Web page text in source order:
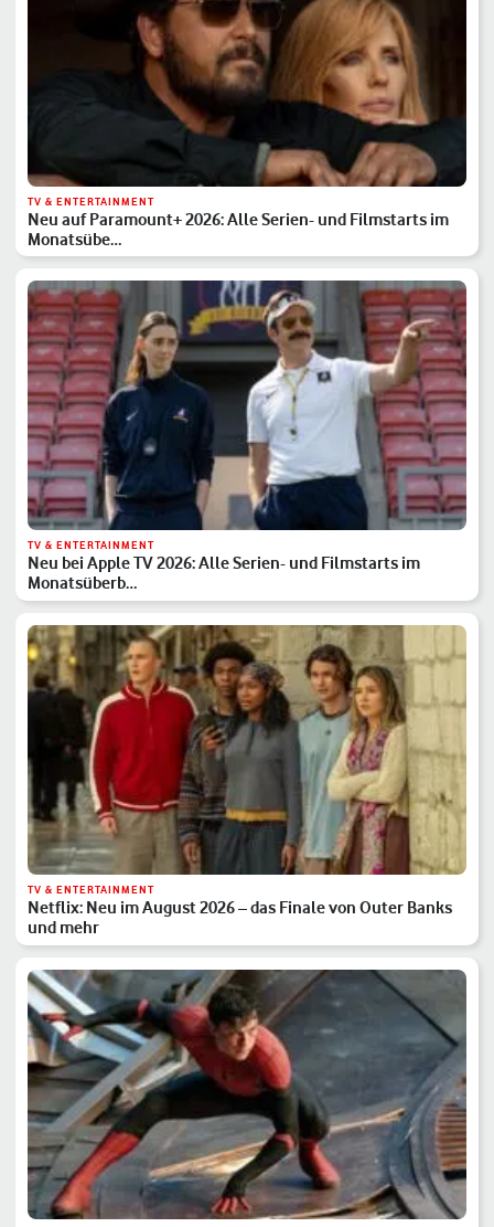
TV & ENTERTAINMENT
Neu auf Paramount+ 2026: Alle Serien- und Filmstarts im
Monatsübe…
TV & ENTERTAINMENT
Neu bei Apple TV 2026: Alle Serien- und Filmstarts im
Monatsüberb…
TV & ENTERTAINMENT
Netflix: Neu im August 2026 – das Finale von Outer Banks
und mehr